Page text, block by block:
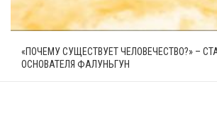
«ПОЧЕМУ СУЩЕСТВУЕТ ЧЕЛОВЕЧЕСТВО?» –
ОСНОВАТЕЛЯ ФАЛУНЬГУН